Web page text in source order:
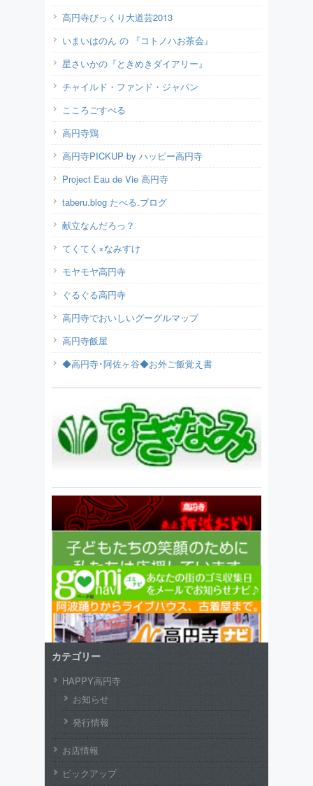
高円寺びっくり大道芸2013
いまいはのん の 『コトノハお茶会』
星さいかの『ときめきダイアリー』
チャイルド・ファンド・ジャパン
こころごすぺる
高円寺鶏
高円寺PICKUP by ハッピー高円寺
Project Eau de Vie 高円寺
taberu.blog たべる.ブログ
献立なんだろっ？
てくてく×なみすけ
モヤモヤ高円寺
ぐるぐる高円寺
高円寺でおいしいグーグルマップ
高円寺飯屋
◆高円寺･阿佐ヶ谷◆お外ご飯覚え書
カテゴリー
HAPPY高円寺
お知らせ
発行情報
お店情報
ピックアップ